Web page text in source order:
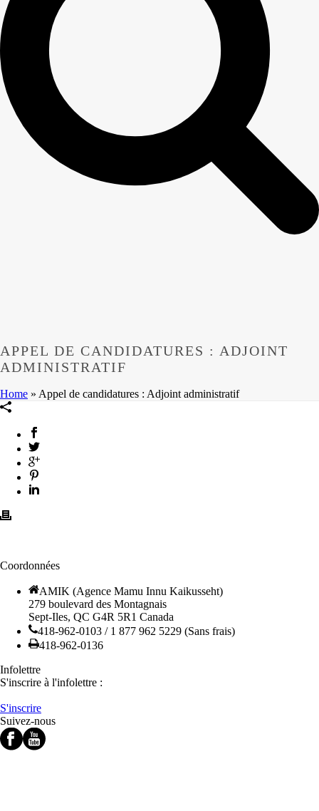
APPEL DE CANDIDATURES : ADJOINT
ADMINISTRATIF
Home » Appel de candidatures : Adjoint administratif
Coordonnées
AMIK (Agence Mamu Innu Kaikusseht)
279 boulevard des Montagnais
Sept-Iles, QC G4R 5R1 Canada
418-962-0103 / 1 877 962 5229 (Sans frais)
418-962-0136
Infolettre
S'inscrire à l'infolettre :
S'inscrire
Suivez-nous